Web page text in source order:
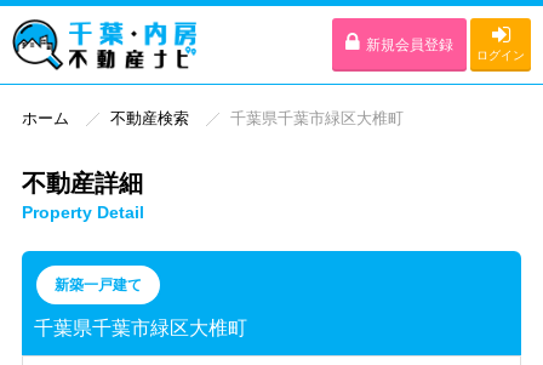
新規会員登録
ログイン
ホーム 不動産検索 千葉県千葉市緑区大椎町
不動産詳細
Property Detail
新築一戸建て
千葉県千葉市緑区大椎町